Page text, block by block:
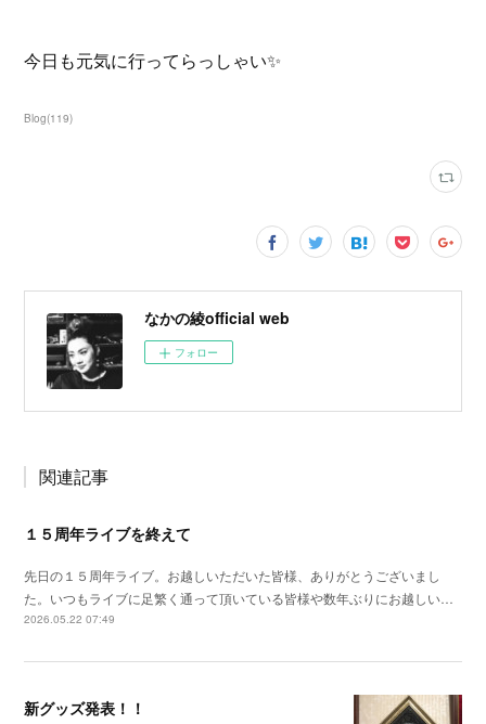
今日も元気に行ってらっしゃい✨
Blog(119)
なかの綾official web
フォロー
関連記事
１５周年ライブを終えて
先日の１５周年ライブ。お越しいただいた皆様、ありがとうございまし
た。いつもライブに足繁く通って頂いている皆様や数年ぶりにお越しい…
2026.05.22 07:49
新グッズ発表！！